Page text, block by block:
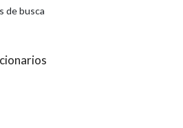
de busca